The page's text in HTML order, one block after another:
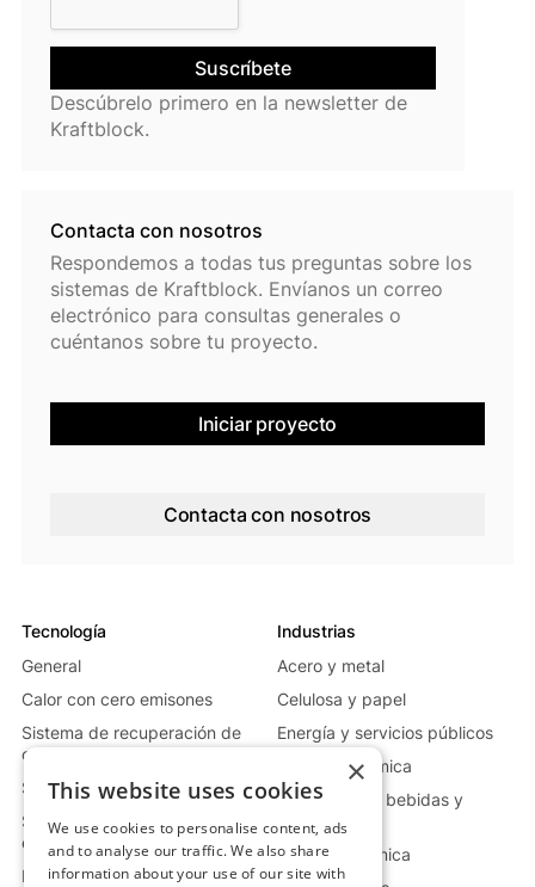
Descúbrelo primero en la newsletter de
Kraftblock.
Contacta con nosotros
Respondemos a todas tus preguntas sobre los
sistemas de Kraftblock. Envíanos un correo
electrónico para consultas generales o
cuéntanos sobre tu proyecto.
Iniciar proyecto
Contacta con nosotros
Tecnología
General
Calor con cero emisones
Sistema de recuperación de
calor residual
Sistema de calor móvil
Sistema de generación de
energía
Más información sobre el
Industrias
Acero y metal
Celulosa y papel
Energía y servicios públicos
Vidrio y cerámica
Alimentación, bebidas y
farmacia
Industria química
×
This website uses cookies
We use cookies to personalise content, ads
and to analyse our traffic. We also share
information about your use of our site with